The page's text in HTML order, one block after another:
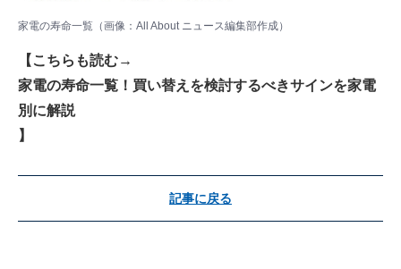
家電の寿命一覧（画像：All About ニュース編集部作成）
【こちらも読む→
家電の寿命一覧！買い替えを検討するべきサインを家電
別に解説
】
記事に戻る